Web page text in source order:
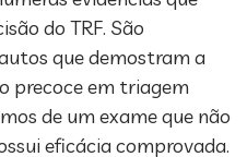
do TRF. São
que demostram a
precoce em triagem
de um exame que não
eficácia comprovada.